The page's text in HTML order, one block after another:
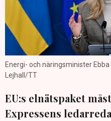
Energi- och näringsminister Ebba
Lejhall/TT
EU:s elnätspaket
Expressens